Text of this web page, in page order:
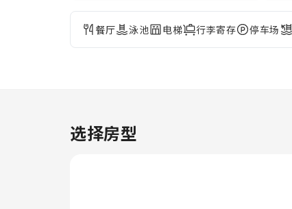
务等接待服务，满足您的需求。大
堂设有精美的壁炉，您可以在酒店
温馨的大堂放松身心，感受温暖。
需要放松一下吗？您的客房可提供
有客人能够享受更新鲜的空气，住
宿内严禁吸烟。每间客房均以舒适
餐厅 泳池 电梯 行李寄存 停车场
选择房型